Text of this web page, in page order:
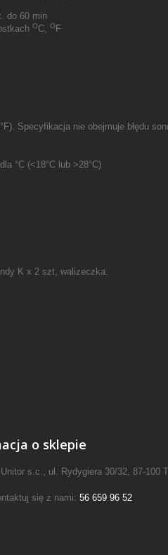
do 60 min
OC, O F
Specyfikacja nie obejmuje błędu
°C (<18°C lub >28°C)
K x 2 szt, walizeczka.
o sklepie
s.c., ul. Rydygiera 30/32, 87-100
się z nami: 56 659 96 52